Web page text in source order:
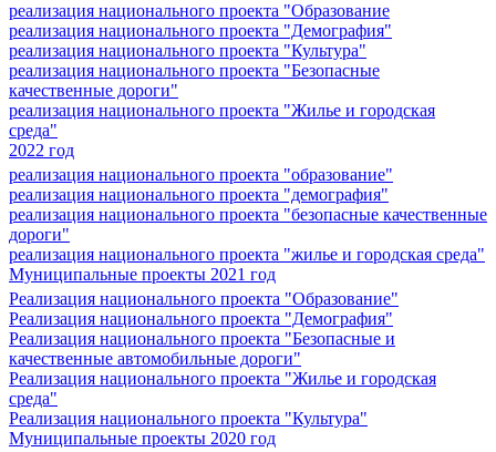
реализация национального проекта "Образование
реализация национального проекта "Демография"
реализация национального проекта "Культура"
реализация национального проекта "Безопасные
качественные дороги"
реализация национального проекта "Жилье и городская
среда"
2022 год
реализация национального проекта "образование"
реализация национального проекта "демография"
реализация национального проекта "безопасные качественные
дороги"
реализация национального проекта "жилье и городская среда"
Муниципальные проекты 2021 год
Реализация национального проекта "Образование"
Реализация национального проекта "Демография"
Реализация национального проекта "Безопасные и
качественные автомобильные дороги"
Реализация национального проекта "Жилье и городская
среда"
Реализация национального проекта "Культура"
Муниципальные проекты 2020 год